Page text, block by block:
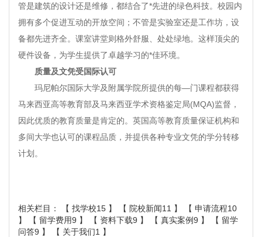
管是建筑的设计还是维修，都结合了*先进的绿色科技。校园内
拥有多个促进互动的开放空间；不管是实验室还是工作坊，设
备都先进齐全。课室讲堂则格外舒服、处处绿地。这样顶尖的
硬件设备，为学生提供了卓越学习的*佳环境。
质量及文凭受国际认可
玛尼帕尔国际大学及附属学院所提供的每—门课程都获得
马来西亚高等教育部及马来西亚学术资格鉴定局(MQA)监督，
因此优质的教育质量是肯定的。英国高等教育质量保证机构和
多间大学也认可的课程品质，并提供各种专业文凭的学分转移
计划。
相关栏目： 【 找学校15 】 【 院校新闻11 】 【 申请流程10
】 【 留学费用9 】 【 资料下载9 】 【 真实案例9 】 【 留学
问答9 】 【 关于我们1 】